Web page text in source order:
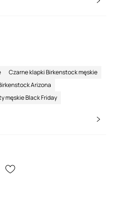
Czarne klapki Birkenstock męskie
Arizona
męskie Black Friday